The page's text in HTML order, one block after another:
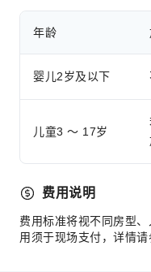
公共区域设施
公用区wifi
礼品店
停车场
前台服务
行李寄存
年龄
婴儿2岁及以下
儿童3 ～ 17岁
费用说明
费用标准将视不同房型
用须于现场支付，详情请